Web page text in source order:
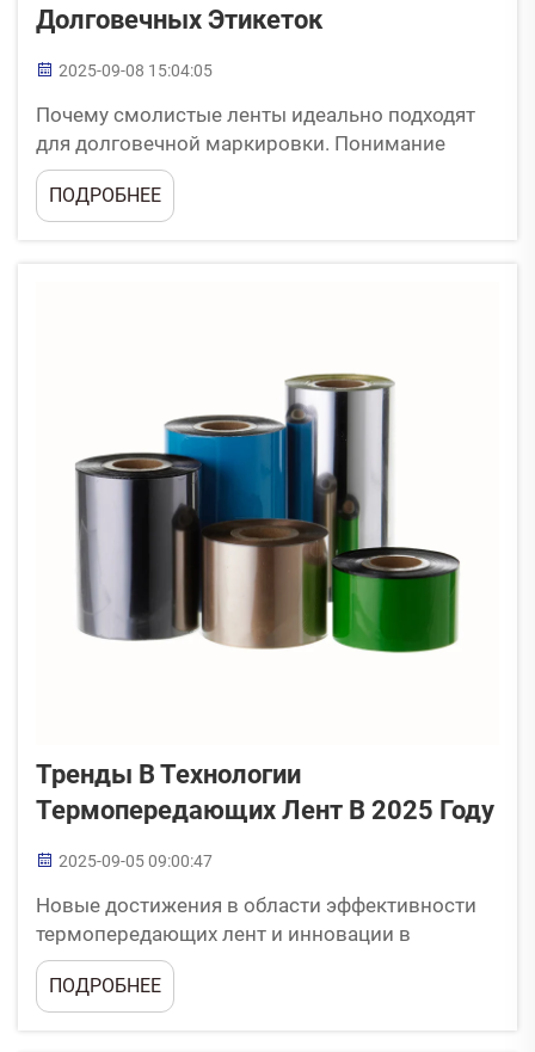
Долговечных Этикеток
2025-09-08 15:04:05
Почему смолистые ленты идеально подходят
для долговечной маркировки. Понимание
смолистых лент и их роль в печати
долговечных этикеток. Термотрансферные
ленты, изготовленные из смолы, содержат
ПОДРОБНЕЕ
Тренды В Технологии
Термопередающих Лент В 2025 Году
2025-09-05 09:00:47
Новые достижения в области эффективности
термопередающих лент и инновации в
качестве печати. Новые разработки составов
покрытий обеспечивают устойчивость к
отпечатыванию и повышенную долговечность.
ПОДРОБНЕЕ